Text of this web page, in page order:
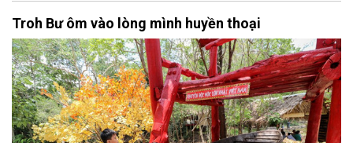
Troh Bư ôm vào lòng mình huyền thoại